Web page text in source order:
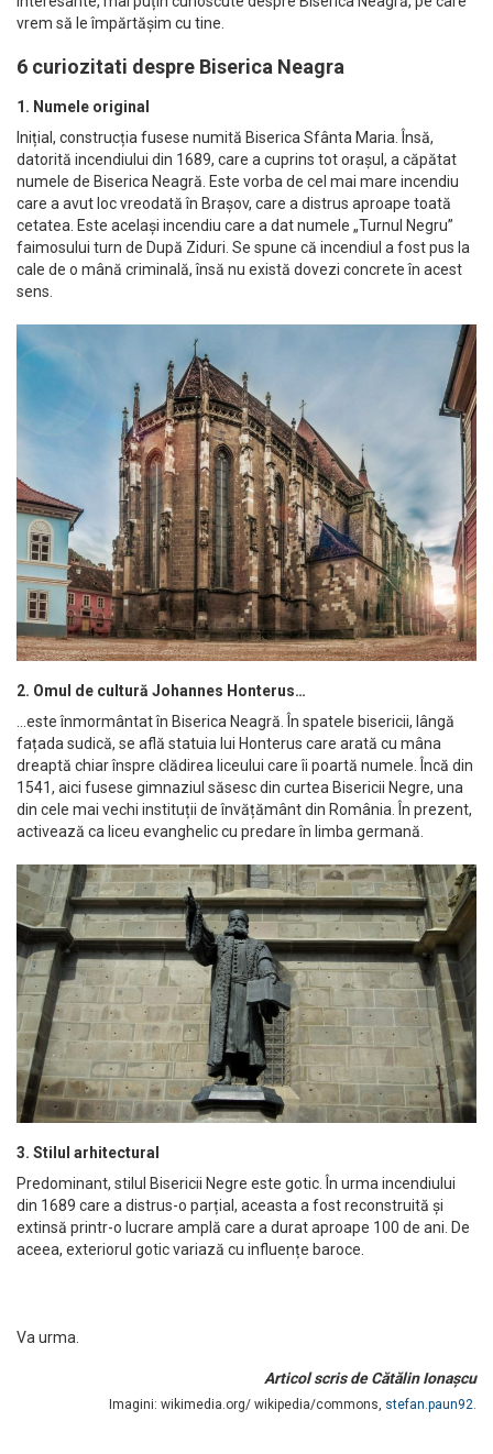
vrem să le împărtășim cu tine.
6 curiozitati despre Biserica Neagra
1. Numele original
Inițial, construcția fusese numită Biserica Sfânta Maria. Însă,
datorită incendiului din 1689, care a cuprins tot orașul, a căpătat
numele de Biserica Neagră. Este vorba de cel mai mare incendiu
care a avut loc vreodată în Brașov, care a distrus aproape toată
cetatea. Este același incendiu care a dat numele „Turnul Negru”
faimosului turn de După Ziduri. Se spune că incendiul a fost pus la
cale de o mână criminală, însă nu există dovezi concrete în acest
sens.
2. Omul de cultură Johannes Honterus…
…este înmormântat în Biserica Neagră. În spatele bisericii, lângă
fațada sudică, se află statuia lui Honterus care arată cu mâna
dreaptă chiar înspre clădirea liceului care îi poartă numele. Încă din
1541, aici fusese gimnaziul săsesc din curtea Bisericii Negre, una
din cele mai vechi instituții de învățământ din România. În prezent,
activează ca liceu evanghelic cu predare în limba germană.
3. Stilul arhitectural
Predominant, stilul Bisericii Negre este gotic. În urma incendiului
din 1689 care a distrus-o parțial, aceasta a fost reconstruită și
extinsă printr-o lucrare amplă care a durat aproape 100 de ani. De
aceea, exteriorul gotic variază cu influențe baroce.
Va urma.
Articol scris de Cătălin Ionașcu
Imagini: wikimedia.org/ wikipedia/commons, stefan.paun92.